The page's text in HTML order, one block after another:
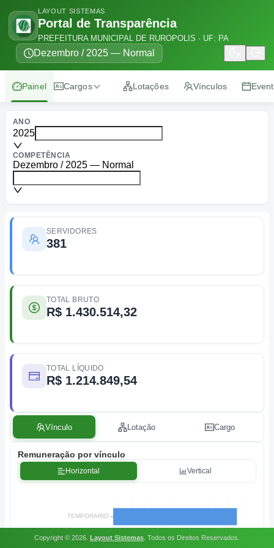
LAYOUT SISTEMAS
Portal de Transparência
PREFEITURA MUNICIPAL DE RUROPOLIS · UF: PA
Dezembro / 2025 — Normal
Painel Cargos Lotações Vínculos
ANO
2025
COMPETÊNCIA
Dezembro / 2025 — Normal
SERVIDORES
381
TOTAL BRUTO
R$ 1.430.514,32
TOTAL LÍQUIDO
R$ 1.214.849,54
Vínculo Lotação Cargo
Remuneração por vínculo
Horizontal Vertical
Copyright © 2026 Layout Sistemas Todos os Direitos Reservados.